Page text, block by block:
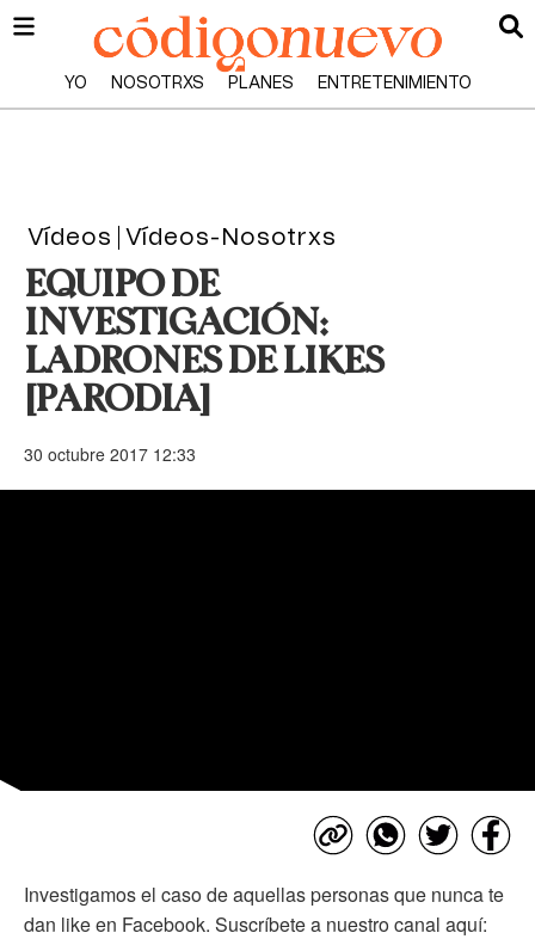
YO NOSOTRXS PLANES ENTRETENIMIENTO
Vídeos Vídeos-Nosotrxs
EQUIPO DE
INVESTIGACIÓN:
LADRONES DE LIKES
[PARODIA]
30 octubre 2017 12:33
Investigamos el caso de aquellas personas que nunca te
dan like en Facebook. Suscríbete a nuestro canal aquí: